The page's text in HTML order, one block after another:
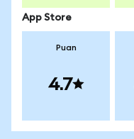
App Store
Puan
4.7